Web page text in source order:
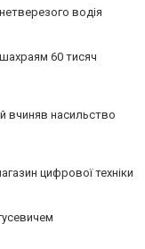
водія
60 тисяч
вчиняв насильство
цифрової техніки